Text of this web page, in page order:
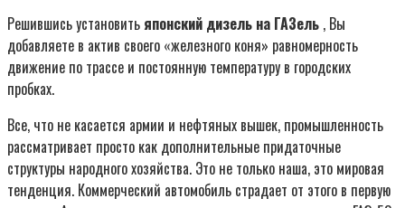
Решившись установитьяпонский дизель на ГАЗель , Вы
добавляете в актив своего «железного коня» равномерность
движение по трассе и постоянную температуру в городских
пробках.
Все, что не касается армии и нефтяных вышек, промышленность
рассматривает просто как дополнительные придаточные
структуры народного хозяйства. Это не только наша, это мировая
тенденция. Коммерческий автомобиль страдает от этого в первую